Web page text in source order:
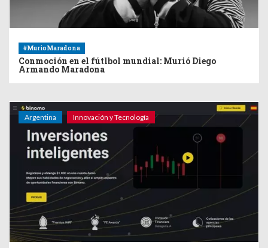
#MurioMaradona
Conmoción en el fútlbol mundial: Murió Diego
Armando Maradona
Argentina Innovación y Tecnología